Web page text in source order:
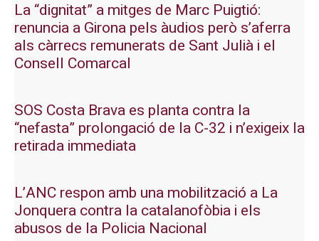
La “dignitat” a mitges de Marc Puigtió:
renuncia a Girona pels àudios però s’aferra
als càrrecs remunerats de Sant Julià i el
Consell Comarcal
SOS Costa Brava es planta contra la
“nefasta” prolongació de la C-32 i n’exigeix la
retirada immediata
L’ANC respon amb una mobilització a La
Jonquera contra la catalanofòbia i els
abusos de la Policia Nacional